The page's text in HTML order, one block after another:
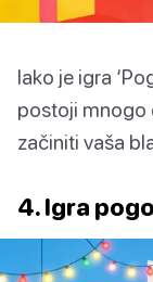
Iako je igra
postoji mnogo
začiniti vaša
4. Igra